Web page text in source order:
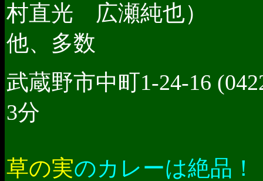
村直光 広瀬純也）
他、多数
武蔵野市中町1-24-16
3分
草の実のカレーは絶品！